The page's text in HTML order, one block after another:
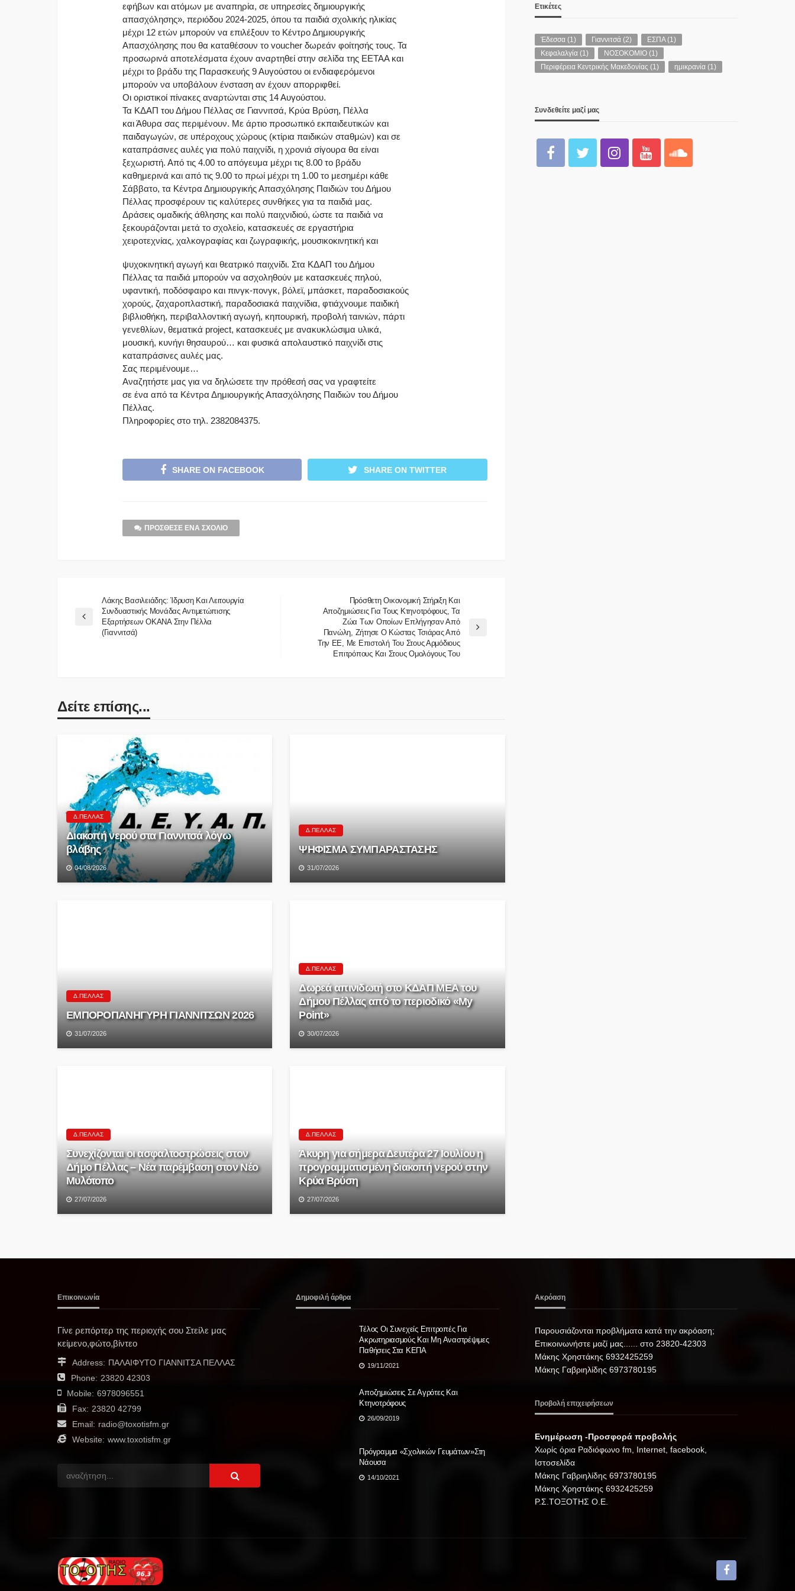
εφήβων και ατόμων με αναπηρία, σε υπηρεσίες δημιουργικής
απασχόλησης», περιόδου 2024-2025, όπου τα παιδιά σχολικής ηλικίας
μέχρι 12 ετών μπορούν να επιλέξουν το Κέντρο Δημιουργικής
Απασχόλησης που θα καταθέσουν το voucher δωρεάν φοίτησής τους. Τα
προσωρινά αποτελέσματα έχουν αναρτηθεί στην σελίδα της ΕΕΤΑΑ και
μέχρι το βράδυ της Παρασκευής 9 Αυγούστου οι ενδιαφερόμενοι
μπορούν να υποβάλουν ένσταση αν έχουν απορριφθεί.
Οι οριστικοί πίνακες αναρτώνται στις 14 Αυγούστου.
Τα ΚΔΑΠ του Δήμου Πέλλας σε Γιαννιτσά, Κρύα Βρύση, Πέλλα
και Άθυρα σας περιμένουν. Με άρτιο προσωπικό εκπαιδευτικών και
παιδαγωγών, σε υπέροχους χώρους (κτίρια παιδικών σταθμών) και σε
καταπράσινες αυλές για πολύ παιχνίδι, η χρονιά σίγουρα θα είναι
ξεχωριστή. Από τις 4.00 το απόγευμα μέχρι τις 8.00 το βράδυ
καθημερινά και από τις 9.00 το πρωί μέχρι τη 1.00 το μεσημέρι κάθε
Σάββατο, τα Κέντρα Δημιουργικής Απασχόλησης Παιδιών του Δήμου
Πέλλας προσφέρουν τις καλύτερες συνθήκες για τα παιδιά μας.
Δράσεις ομαδικής άθλησης και πολύ παιχνιδιού, ώστε τα παιδιά να
ξεκουράζονται μετά το σχολείο, κατασκευές σε εργαστήρια
χειροτεχνίας, χαλκογραφίας και ζωγραφικής, μουσικοκινητική και
ψυχοκινητική αγωγή και θεατρικό παιχνίδι. Στα ΚΔΑΠ του Δήμου
Πέλλας τα παιδιά μπορούν να ασχοληθούν με κατασκευές πηλού,
υφαντική, ποδόσφαιρο και πινγκ-πονγκ, βόλεϊ, μπάσκετ, παραδοσιακούς
χορούς, ζαχαροπλαστική, παραδοσιακά παιχνίδια, φτιάχνουμε παιδική
βιβλιοθήκη, περιβαλλοντική αγωγή, κηπουρική, προβολή ταινιών, πάρτι
γενεθλίων, θεματικά project, κατασκευές με ανακυκλώσιμα υλικά,
μουσική, κυνήγι θησαυρού… και φυσικά απολαυστικό παιχνίδι στις
καταπράσινες αυλές μας.
Σας περιμένουμε…
Αναζητήστε μας για να δηλώσετε την πρόθεσή σας να γραφτείτε
σε ένα από τα Κέντρα Δημιουργικής Απασχόλησης Παιδιών του Δήμου
Πέλλας.
Πληροφορίες στο τηλ. 2382084375.
SHARE ON FACEBOOK SHARE ON TWITTER
ΠΡΌΣΘΕΣΕ ΈΝΑ ΣΧΌΛΙΟ
Λάκης Βασιλειάδης: Ίδρυση Και Λειτουργία
Συνδυαστικής Μονάδας Αντιμετώπισης
Εξαρτήσεων ΟΚΑΝΑ Στην Πέλλα
(Γιαννιτσά)
Πρόσθετη Οικονομική Στήριξη Και
Αποζημιώσεις Για Τους Κτηνοτρόφους, Τα
Ζώα Των Οποίων Επλήγησαν Από
Πανώλη, Ζήτησε Ο Κώστας Τσιάρας Από
Την ΕΕ, Με Επιστολή Του Στους Αρμόδιους
Επιτρόπους Και Στους Ομολόγους Του
Δείτε επίσης...
Δ.ΠΈΛΛΑΣ
Διακοπή νερού στα Γιαννιτσά λόγω
βλάβης
04/08/2026
Δ.ΠΈΛΛΑΣ
ΨΗΦΙΣΜΑ ΣΥΜΠΑΡΑΣΤΑΣΗΣ
31/07/2026
Δ.ΠΈΛΛΑΣ
ΕΜΠΟΡΟΠΑΝΗΓΥΡΗ ΓΙΑΝΝΙΤΣΩΝ 2026
31/07/2026
Δ.ΠΈΛΛΑΣ
Δωρεά απινιδωτή στο ΚΔΑΠ ΜΕΑ του
Δήμου Πέλλας από το περιοδικό «My
Point»
30/07/2026
Δ.ΠΈΛΛΑΣ
Συνεχίζονται οι ασφαλτοστρώσεις στον
Δήμο Πέλλας – Νέα παρέμβαση στον Νέο
Μυλότοπο
27/07/2026
Δ.ΠΈΛΛΑΣ
Άκυρη για σήμερα Δευτέρα 27 Ιουλίου η
προγραμματισμένη διακοπή νερού στην
Κρύα Βρύση
27/07/2026
Ετικέτες
Έδεσσα(1) Γιαννιτσά(2) ΕΣΠΑ(1)
Κεφαλαλγία(1) ΝΟΣΟΚΟΜΙΟ(1)
Περιφέρεια Κεντρικής Μακεδονίας (1) ημικρανία(1)
Συνδεθείτε μαζί μας
Επικοινωνία
Γίνε ρεπόρτερ της περιοχής σου Στείλε μας
κείμενο,φώτο,βίντεο
Address: ΠΑΛΑΙΦΥΤΟ ΓΙΑΝΝΙΤΣΑ ΠΕΛΛΑΣ
Phone: 23820 42303
Mobile: 6978096551
Fax: 23820 42799
Email: radio@toxotisfm.gr
Website: www.toxotisfm.gr
Δημοφιλή άρθρα
Τέλος Οι Συνεχείς Επιτροπές Για
Ακρωτηριασμούς Και Μη Αναστρέψιμες
Παθήσεις Στα ΚΕΠΑ
19/11/2021
Αποζημιώσεις Σε Αγρότες Και
Κτηνοτρόφους
26/09/2019
Πρόγραμμα «Σχολικών Γευμάτων»στη
Νάουσα
14/10/2021
Ακρόαση
Παρουσιάζονται προβλήματα κατά την ακρόαση;
Επικοινωνήστε μαζί μας...... στο 23820-42303
Μάκης Χρηστάκης 6932425259
Μάκης Γαβριηλίδης 6973780195
Προβολή επιχειρήσεων
Ενημέρωση -Προσφορά προβολής
Xωρίς όρια Ραδιόφωνο fm, Internet, facebook,
Ιστοσελίδα
Μάκης Γαβριηλίδης 6973780195
Μάκης Χρηστάκης 6932425259
Ρ.Σ.ΤΟΞΟΤΗΣ Ο.Ε.